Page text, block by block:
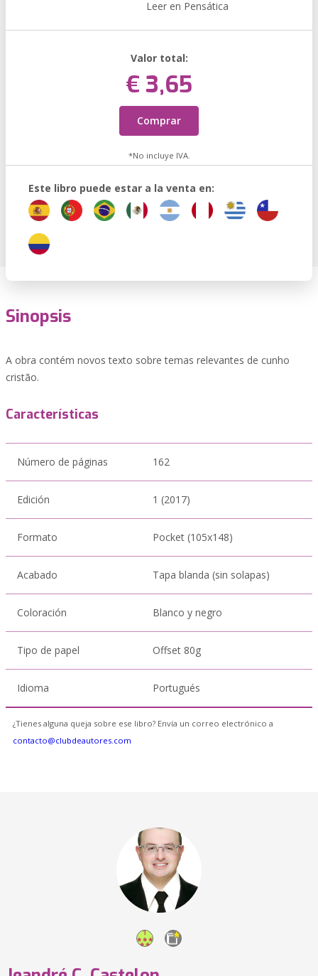
Leer en Pensática
Valor total:
€ 3,65
Comprar
*No incluye IVA.
Este libro puede estar a la venta en:
Sinopsis
A obra contém novos texto sobre temas relevantes de cunho
cristão.
Características
Número de páginas 162
Edición 1 (2017)
Formato Pocket (105x148)
Acabado Tapa blanda (sin solapas)
Coloración Blanco y negro
Tipo de papel Offset 80g
Idioma Portugués
¿Tienes alguna queja sobre ese libro? Envía un correo electrónico a
contacto@clubdeautores.com